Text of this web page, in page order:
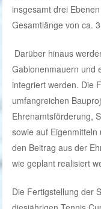
insgesamt drei
Gesamtlänge von ca.
Darüber hinaus
Gabionenmauern und
integriert werden. Die
umfangreichen
Ehrenamtsförderung,
sowie auf
den Beitrag aus der
wie geplant realisiert
Die Fertigstellung der